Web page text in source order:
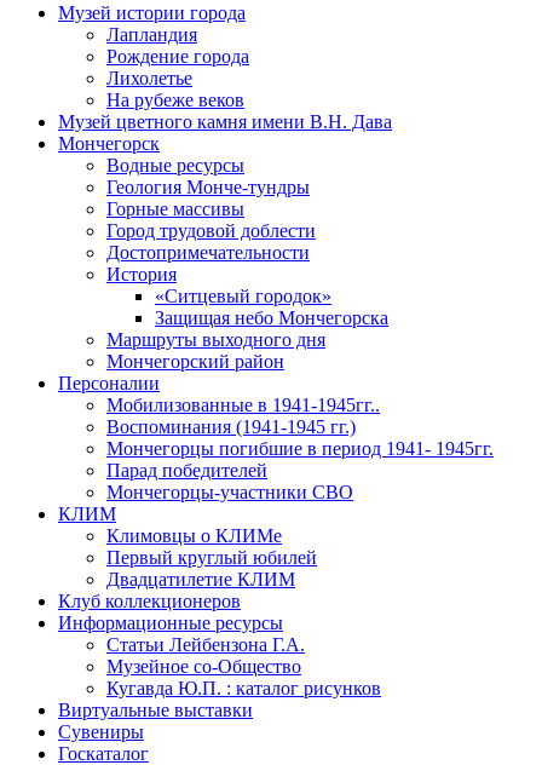
Музей истории города
Лапландия
Рождение города
Лихолетье
На рубеже веков
Музей цветного камня имени В.Н. Дава
Мончегорск
Водные ресурсы
Геология Монче-тундры
Горные массивы
Город трудовой доблести
Достопримечательности
История
«Ситцевый городок»
Защищая небо Мончегорска
Маршруты выходного дня
Мончегорский район
Персоналии
Мобилизованные в 1941-1945гг..
Воспоминания (1941-1945 гг.)
Мончегорцы погибшие в период 1941- 1945гг.
Парад победителей
Мончегорцы-участники СВО
КЛИМ
Климовцы о КЛИМе
Первый круглый юбилей
Двадцатилетие КЛИМ
Клуб коллекционеров
Информационные ресурсы
Статьи Лейбензона Г.А.
Музейное со-Общество
Кугавда Ю.П. : каталог рисунков
Виртуальные выставки
Сувениры
Госкаталог